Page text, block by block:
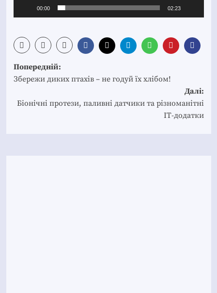
00:00 02:23
Post
navigation
Попередній:
Збережи диких птахів – не годуй їх хлібом!
Далі:
Біонічні протези, паливні датчики та різноманітні
ІТ-додатки